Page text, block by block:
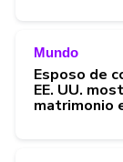
Mundo
Esposo de
EE. UU.
matrimonio